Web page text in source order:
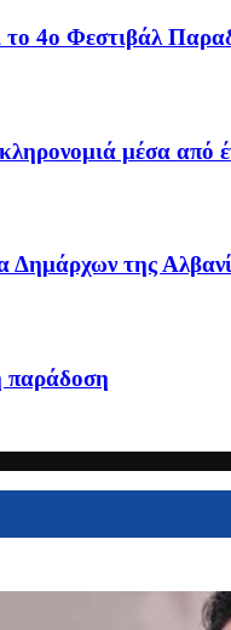
το 4ο Φεστιβάλ
μέσα από
της
παράδοση